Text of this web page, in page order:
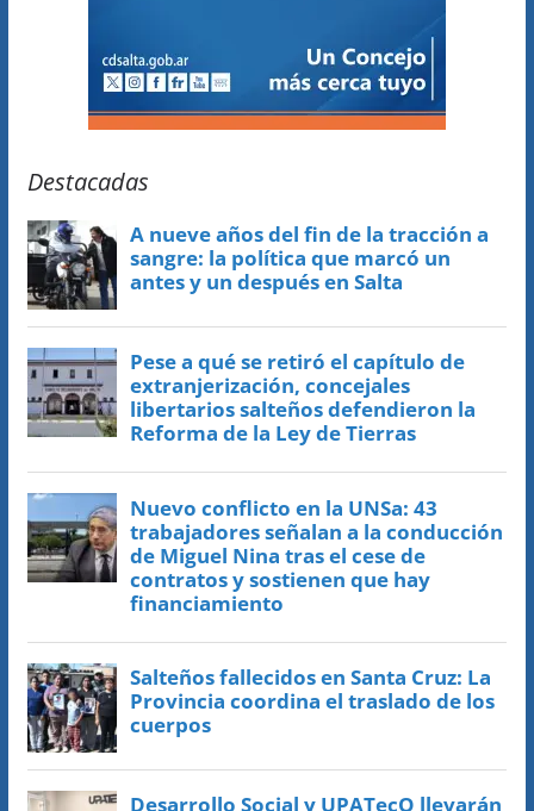
Destacadas